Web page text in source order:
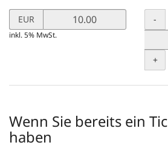
Preis
in
EUR
Selbstabholung
EUR
inkl. 5% MwSt.
-
+
Wenn Sie bereits ein
haben